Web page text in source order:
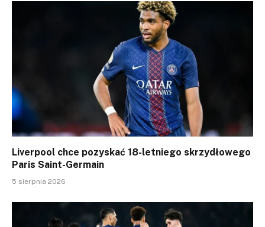
Liverpool chce pozyskać 18-letniego skrzydłowego
Paris Saint-Germain
5 sierpnia 2026